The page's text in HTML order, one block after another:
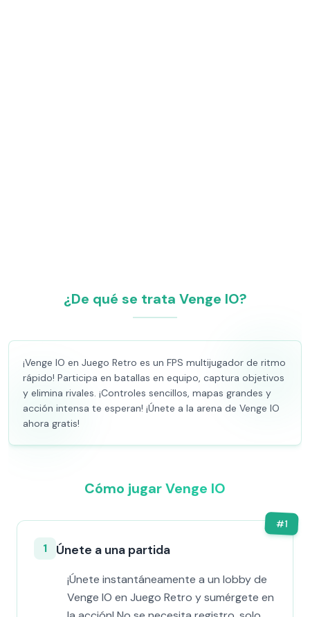
¿De qué se trata Venge IO?
¡Venge IO en Juego Retro es un FPS multijugador de ritmo
rápido! Participa en batallas en equipo, captura objetivos
y elimina rivales. ¡Controles sencillos, mapas grandes y
acción intensa te esperan! ¡Únete a la arena de Venge IO
ahora gratis!
Cómo jugar Venge IO
#1
1 Únete a una partida
¡Únete instantáneamente a un lobby de
Venge IO en Juego Retro y sumérgete en